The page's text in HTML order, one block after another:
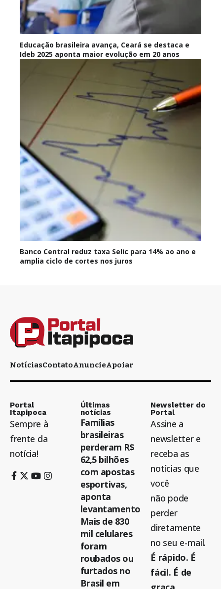
Educação brasileira avança, Ceará se destaca e
Ideb 2025 aponta maior evolução em 20 anos
Banco Central reduz taxa Selic para 14% ao ano e
amplia ciclo de cortes nos juros
NotíciasContatoAnuncieApoiar
Portal
Itapipoca
Sempre à
frente da
notícia!
Últimas
notícias
Famílias
brasileiras
perderam R$
62,5 bilhões
com apostas
esportivas,
aponta
levantamento
Mais de 830
mil celulares
foram
roubados ou
furtados no
Brasil em
Newsletter do
Portal
Assine a
newsletter e
receba as
notícias que
você
não pode
perder
diretamente
no seu e-mail.
É rápido. É
fácil. É de